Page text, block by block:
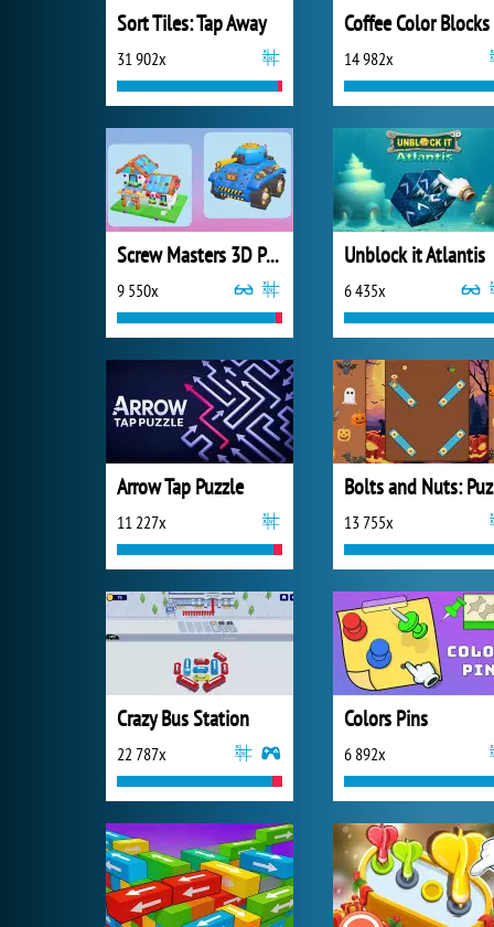
Sort Tiles: Tap Away
31 902x
Coffee Color Blocks
14 982x
Screw Masters 3D Puzzle
9 550x
Unblock it Atlantis
6 435x
Arrow Tap Puzzle
11 227x 13 755x
Crazy Bus Station
22 787x
Colors Pins
6 892x